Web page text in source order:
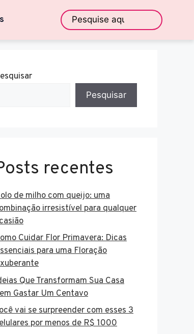
Pesquisar
recentes
de milho com queijo: uma
irresistível para qualquer
Cuidar Flor Primavera: Dicas
para uma Floração
Que Transformam Sua Casa
Gastar Um Centavo
vai se surpreender com esses 3
por menos de R$ 1000